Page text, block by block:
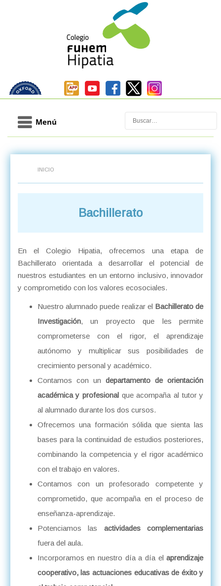
Menú
Buscar
INICIO
Bachillerato
En el Colegio Hipatia, ofrecemos una etapa de
Bachillerato orientada a desarrollar el potencial de
nuestros estudiantes en un entorno inclusivo, innovador
y comprometido con los valores ecosociales.
Nuestro alumnado puede realizar el Bachillerato de
Investigación, un proyecto que les permite
comprometerse con el rigor, el aprendizaje
autónomo y multiplicar sus posibilidades de
crecimiento personal y académico.
Contamos con undepartamento de orientación
académica y profesional que acompaña al tutor y
al alumnado durante los dos cursos.
Ofrecemos una formación sólida que sienta las
bases para la continuidad de estudios posteriores,
combinando la competencia y el rigor académico
con el trabajo en valores.
Contamos con un profesorado competente y
comprometido, que acompaña en el proceso de
enseñanza-aprendizaje.
Potenciamos las actividades complementarias
fuera del aula.
Incorporamos en nuestro día a día elaprendizaje
cooperativo, las actuaciones educativas de éxito y